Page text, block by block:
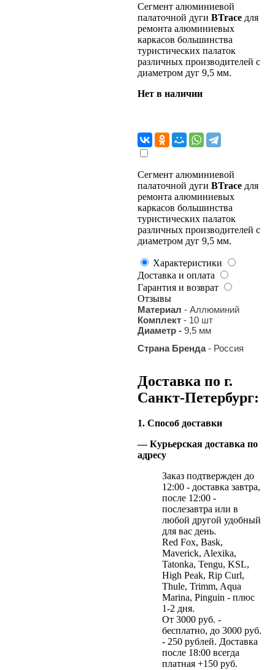
Сегмент алюминиевой
палаточной дуги BTrace для
ремонта алюминиевых
каркасов большинства
туристических палаток
различных производителей с
диаметром дуг 9,5 мм.
Нет в наличии
Сегмент алюминиевой
палаточной дуги BTrace для
ремонта алюминиевых
каркасов большинства
туристических палаток
различных производителей с
диаметром дуг 9,5 мм.
Характеристики
Доставка и оплата
Гарантия и возврат
Отзывы
Материал - Аллюминий
Комплект - 10 шт
Диаметр - 9,5 мм
Страна Бренда- Россия
Доставка по г.
Санкт-Петербург:
1. Способ доставки
— Курьерская доставка по
адресу
Заказ подтвержден до
12:00 - доставка завтра,
после 12:00 -
послезавтра или в
любой другой удобный
для вас день.
Red Fox, Bask,
Maverick, Alexika,
Tatonka, Tengu, KSL,
High Peak, Rip Curl,
Thule, Trimm, Aqua
Marina, Pinguin - плюс
1-2 дня.
От 3000 руб. -
бесплатно, до 3000 руб.
- 250 рублей. Доставка
после 18:00 всегда
платная +150 руб.